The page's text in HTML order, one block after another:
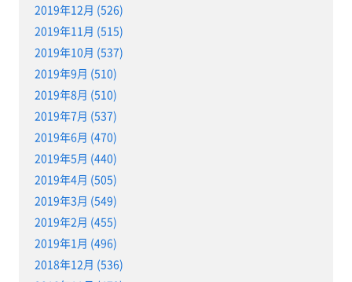
2019年12月 (526)
2019年11月 (515)
2019年10月 (537)
2019年9月 (510)
2019年8月 (510)
2019年7月 (537)
2019年6月 (470)
2019年5月 (440)
2019年4月 (505)
2019年3月 (549)
2019年2月 (455)
2019年1月 (496)
2018年12月 (536)